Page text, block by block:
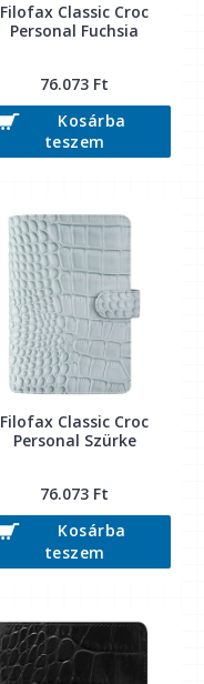
Filofax Classic Croc
Personal Fuchsia
76.073 Ft
Kosárba
teszem
Filofax Classic Croc
Personal Szürke
76.073 Ft
Kosárba
teszem